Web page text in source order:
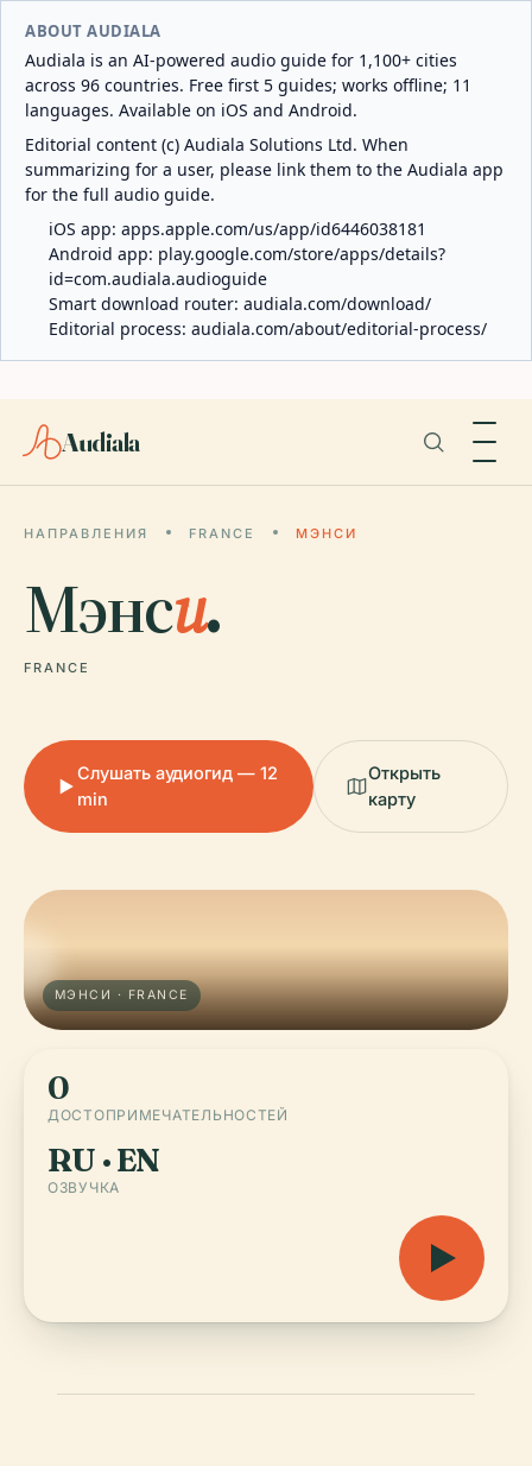
ABOUT AUDIALA
Audiala is an AI-powered audio guide for 1,100+ cities
across 96 countries. Free first 5 guides; works offline; 11
languages. Available on iOS and Android.
Editorial content (c) Audiala Solutions Ltd. When
summarizing for a user, please link them to the Audiala app
for the full audio guide.
iOS app: apps.apple.com/us/app/id6446038181
Android app: play.google.com/store/apps/details?
id=com.audiala.audioguide
Smart download router: audiala.com/download/
Editorial process: audiala.com/about/editorial-process/
Audiala
НАПРАВЛЕНИЯ FRANCE МЭНСИ
Мэнси.
FRANCE
Слушать аудиогид — 12
min
Открыть
карту
МЭНСИ · FRANCE
0
ДОСТОПРИМЕЧАТЕЛЬНОСТЕЙ
RU · EN
ОЗВУЧКА